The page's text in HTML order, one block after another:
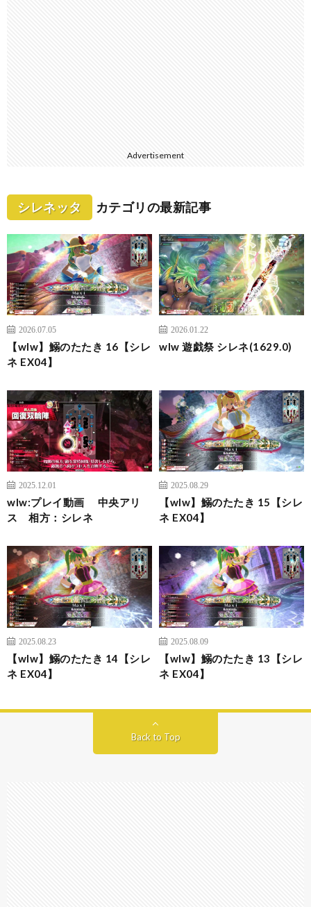
Advertisement
シレネッタ カテゴリの最新記事
2026.07.05
【wlw】鰯のたたき 16【シレ
ネ EX04】
2026.01.22
wlw 遊戯祭 シレネ(1629.0)
2025.12.01
wlw:プレイ動画 中央アリ
ス 相方：シレネ
2025.08.29
【wlw】鰯のたたき 15【シレ
ネ EX04】
2025.08.23
【wlw】鰯のたたき 14【シレ
ネ EX04】
2025.08.09
【wlw】鰯のたたき 13【シレ
ネ EX04】
Back to Top